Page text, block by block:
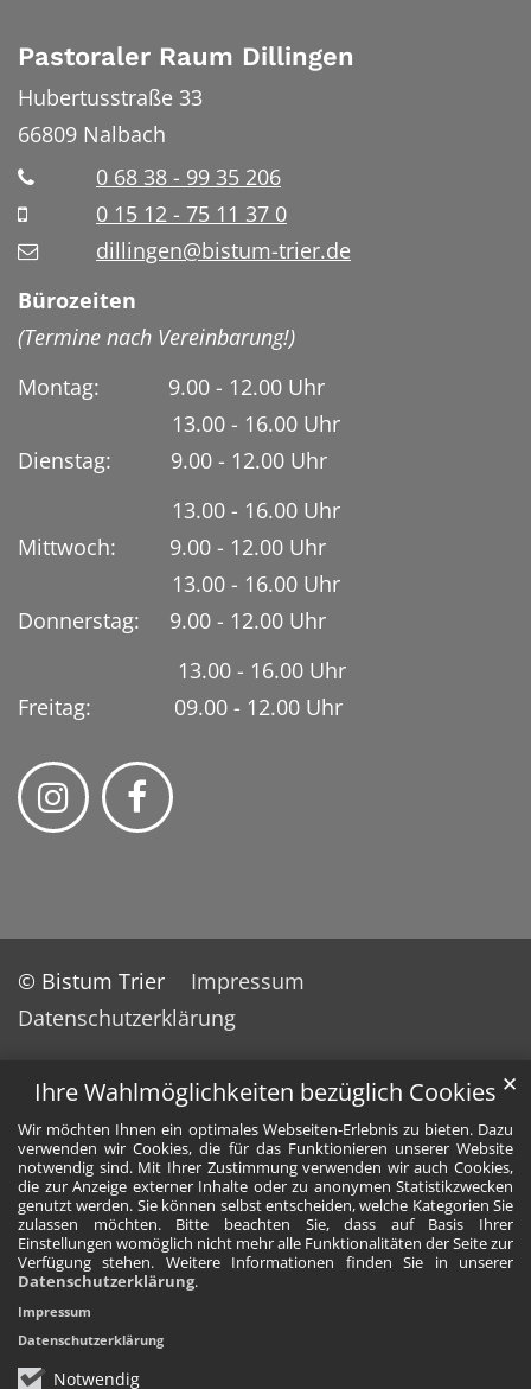
Ihre Wahlmöglichkeiten bezüglich Cookies
Wir möchten Ihnen ein optimales Webseiten-Erlebnis zu bieten. Dazu
verwenden wir Cookies, die für das Funktionieren unserer Website
notwendig sind. Mit Ihrer Zustimmung verwenden wir auch Cookies,
die zur Anzeige externer Inhalte oder zu anonymen Statistikzwecken
genutzt werden. Sie können selbst entscheiden, welche Kategorien Sie
zulassen möchten. Bitte beachten Sie, dass auf Basis Ihrer
Einstellungen womöglich nicht mehr alle Funktionalitäten der Seite zur
Verfügung stehen. Weitere Informationen finden Sie in unserer
Datenschutzerklärung.
Notwendig
✕
Impressum
Datenschutzerklärung
Pastoraler Raum Dillingen
Hubertusstraße 33
66809 Nalbach
0 68 38 - 99 35 206
0 15 12 - 75 11 37 0
dillingen@bistum-trier.de
Bürozeiten
(Termine nach Vereinbarung!)
Montag: 9.00 - 12.00 Uhr
13.00 - 16.00 Uhr
Dienstag:
9.00 - 12.00 Uhr
13.00 - 16.00 Uhr
Mittwoch: 9.00 - 12.00 Uhr
13.00 - 16.00 Uhr
Donnerstag: 9.00 - 12.00 Uhr
13.00 - 16.00 Uhr
Freitag: 09.00 - 12.00 Uhr
© Bistum Trier
Impressum
Datenschutzerklärung